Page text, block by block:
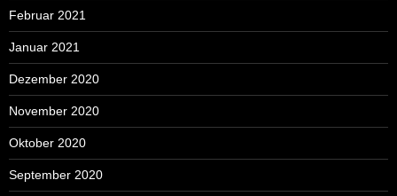
Februar 2021
Januar 2021
Dezember 2020
November 2020
Oktober 2020
September 2020